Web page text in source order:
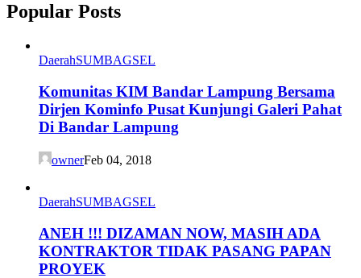
Popular Posts
DaerahSUMBAGSEL
Komunitas KIM Bandar Lampung Bersama
Dirjen Kominfo Pusat Kunjungi Galeri Pahat
Di Bandar Lampung
ownerFeb 04, 2018
DaerahSUMBAGSEL
ANEH !!! DIZAMAN NOW, MASIH ADA
KONTRAKTOR TIDAK PASANG PAPAN
PROYEK